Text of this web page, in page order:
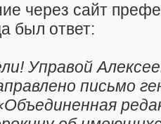
через сайт
был ответ:
Управой
письмо